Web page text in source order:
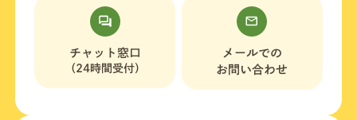
チャット窓口
（24時間受付）
メールでの
お問い合わせ